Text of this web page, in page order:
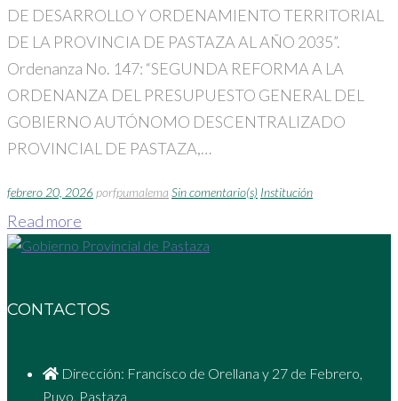
DE DESARROLLO Y ORDENAMIENTO TERRITORIAL
DE LA PROVINCIA DE PASTAZA AL AÑO 2035”.
Ordenanza No. 147: “SEGUNDA REFORMA A LA
ORDENANZA DEL PRESUPUESTO GENERAL DEL
GOBIERNO AUTÓNOMO DESCENTRALIZADO
PROVINCIAL DE PASTAZA,…
febrero 20, 2026porfpumalema Sin comentario(s) Institución
Read more
CONTACTOS
Dirección: Francisco de Orellana y 27 de Febrero,
Puyo, Pastaza